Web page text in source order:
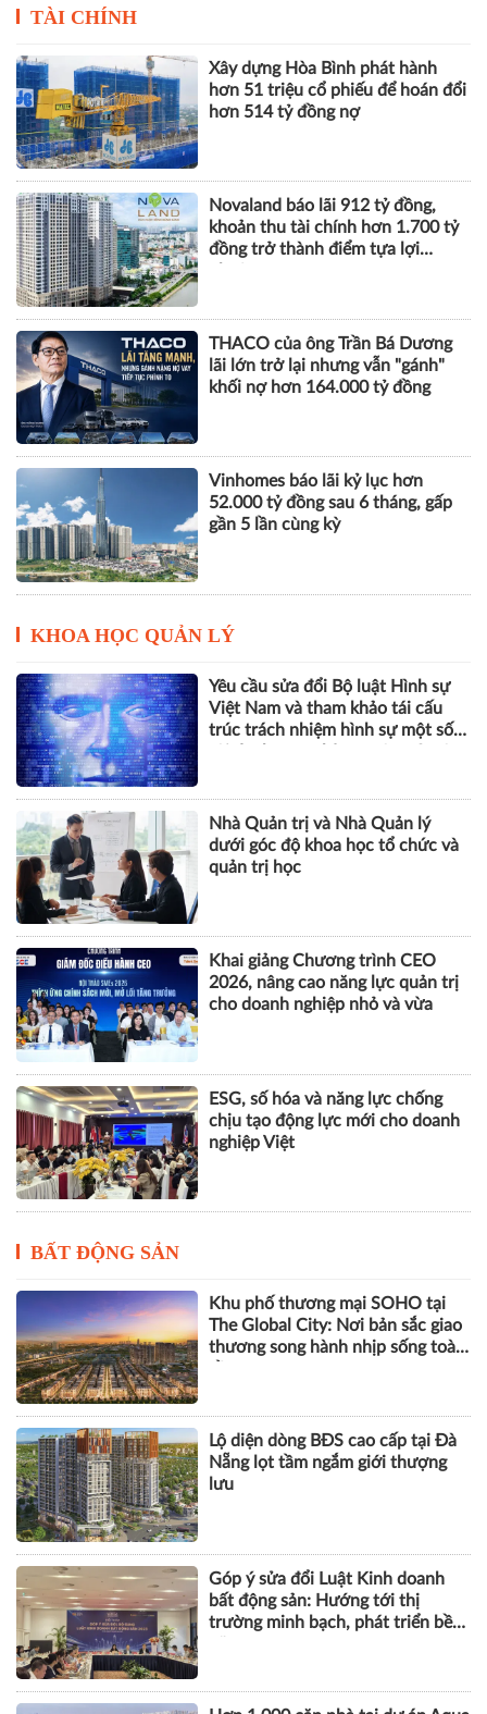
TÀI CHÍNH
Xây dựng Hòa Bình phát hành
hơn 51 triệu cổ phiếu để hoán đổi
hơn 514 tỷ đồng nợ
Novaland báo lãi 912 tỷ đồng,
khoản thu tài chính hơn 1.700 tỷ
đồng trở thành điểm tựa lợi
THACO của ông Trần Bá Dương
lãi lớn trở lại nhưng vẫn "gánh"
khối nợ hơn 164.000 tỷ đồng
Vinhomes báo lãi kỷ lục hơn
52.000 tỷ đồng sau 6 tháng, gấp
gần 5 lần cùng kỳ
KHOA HỌC QUẢN LÝ
Yêu cầu sửa đổi Bộ luật Hình sự
Việt Nam và tham khảo tái cấu
trúc trách nhiệm hình sự một số
Nhà Quản trị và Nhà Quản lý
dưới góc độ khoa học tổ chức và
quản trị học
Khai giảng Chương trình CEO
2026, nâng cao năng lực quản trị
cho doanh nghiệp nhỏ và vừa
ESG, số hóa và năng lực chống
chịu tạo động lực mới cho doanh
nghiệp Việt
BẤT ĐỘNG SẢN
Khu phố thương mại SOHO tại
The Global City: Nơi bản sắc giao
thương song hành nhịp sống toàn
Lộ diện dòng BĐS cao cấp tại Đà
Nẵng lọt tầm ngắm giới thượng
lưu
Góp ý sửa đổi Luật Kinh doanh
bất động sản: Hướng tới thị
trường minh bạch, phát triển bền